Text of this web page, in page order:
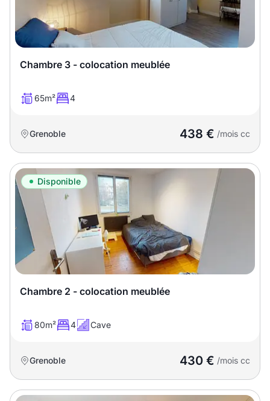
Chambre 3 - colocation meublée
65m² 4
Grenoble 438 € /mois cc
Disponible
Chambre 2 - colocation meublée
80m² 4 Cave
Grenoble 430 € /mois cc